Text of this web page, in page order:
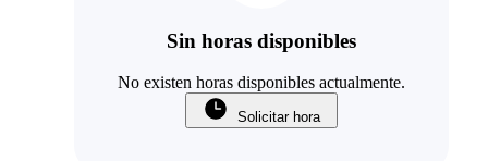
Sin horas disponibles
No existen horas disponibles actualmente.
Solicitar hora